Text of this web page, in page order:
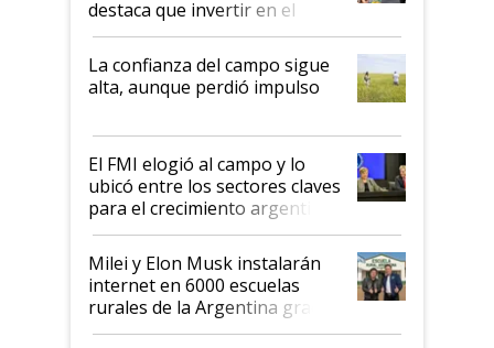
destaca que invertir en el
kirchnerismo era como "darle
plata a un hijo para droga":
Juan Félix Rossetti, el libertario
que de una dura crisis salió
de Milei
La confianza del campo sigue
alta, aunque perdió impulso
El FMI elogió al campo y lo
ubicó entre los sectores claves
para el crecimiento argentino
Milei y Elon Musk instalarán
internet en 6000 escuelas
rurales de la Argentina gracias
a un acuerdo con Starlink